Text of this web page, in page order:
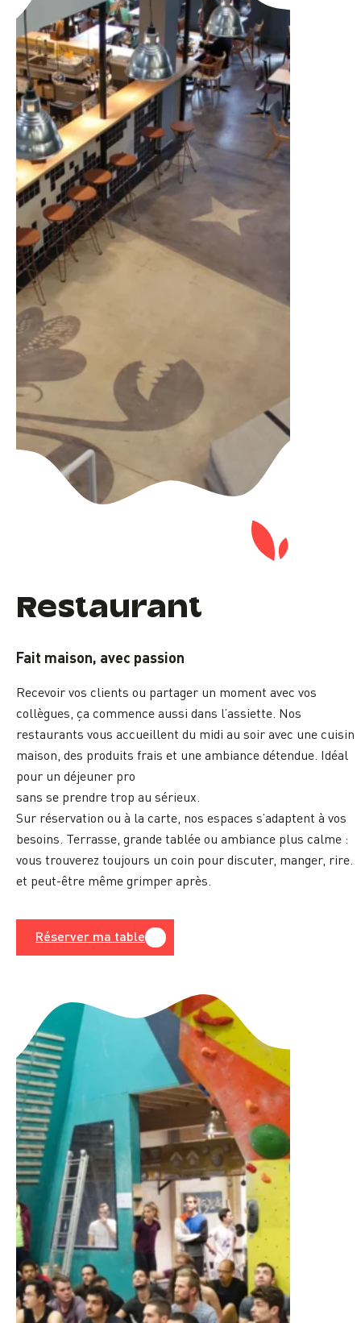
Restaurant
Fait maison, avec passion
Recevoir vos clients ou partager un moment avec vos
collègues, ça commence aussi dans l’assiette. Nos
restaurants vous accueillent du midi au soir avec une cuisine
maison, des produits frais et une ambiance détendue. Idéal
pour un déjeuner pro
sans se prendre trop au sérieux.
Sur réservation ou à la carte, nos espaces s’adaptent à vos
besoins. Terrasse, grande tablée ou ambiance plus calme :
vous trouverez toujours un coin pour discuter, manger, rire…
et peut-être même grimper après.
Réserver ma table